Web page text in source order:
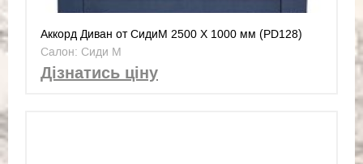
Аккорд Диван от СидиМ 2500 Х 1000 мм (PD128)
Салон: Сиди М
Дізнатись ціну